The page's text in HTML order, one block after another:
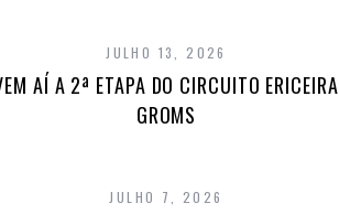
JULHO 13, 2026
AÍ A 2ª ETAPA DO CIRCUITO ERICEIRA
GROMS
JULHO 7, 2026